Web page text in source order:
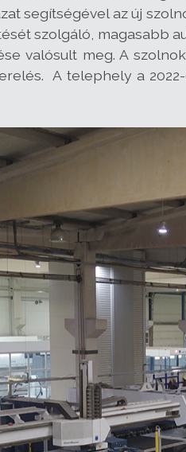
segítségével az új
szolgáló, magasabb
valósult meg. A
A telephely a